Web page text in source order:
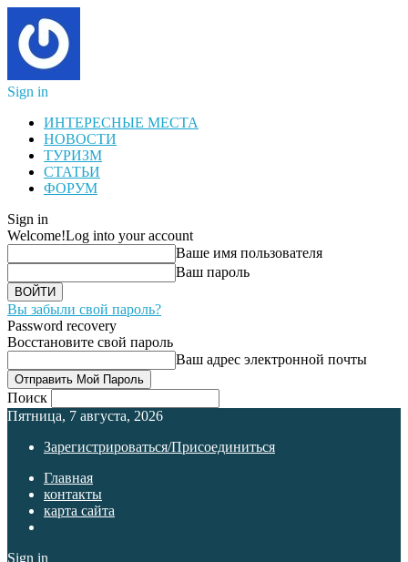
Sign in
ИНТЕРЕСНЫЕ МЕСТА
НОВОСТИ
ТУРИЗМ
СТАТЬИ
ФОРУМ
Sign in
Welcome!Log into your account
Ваше имя пользователя
Ваш пароль
Вы забыли свой пароль?
Password recovery
Восстановите свой пароль
Ваш адрес электронной почты
Поиск
Пятница, 7 августа, 2026
Зарегистрироваться/Присоединиться
Главная
контакты
карта сайта
Sign in